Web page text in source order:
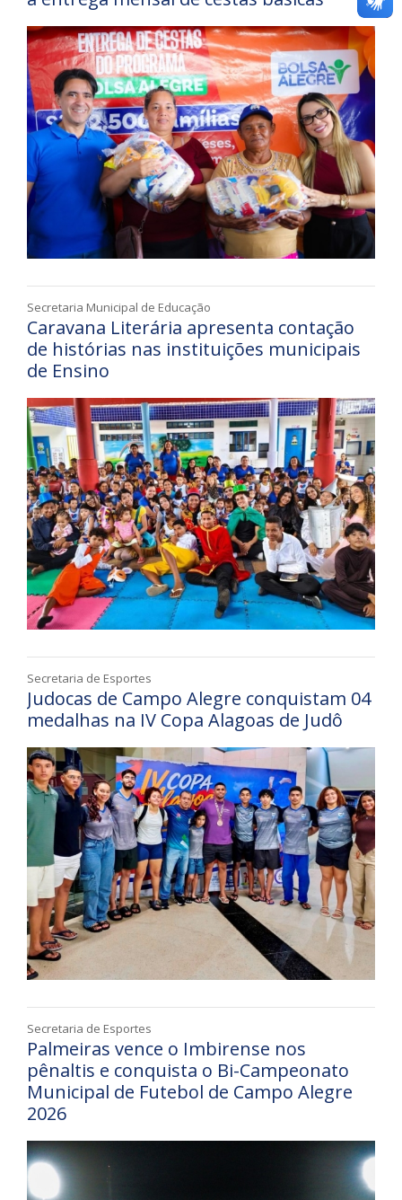
Secretaria Municipal de Educação
Caravana Literária apresenta contação
de histórias nas instituições municipais
de Ensino
Secretaria de Esportes
Judocas de Campo Alegre conquistam 04
medalhas na IV Copa Alagoas de Judô
Secretaria de Esportes
Palmeiras vence o Imbirense nos
pênaltis e conquista o Bi-Campeonato
Municipal de Futebol de Campo Alegre
2026